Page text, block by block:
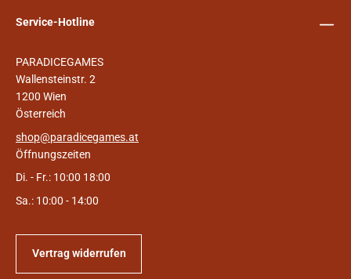
Service-Hotline
PARADICEGAMES
Wallensteinstr. 2
1200 Wien
Österreich
shop@paradicegames.at
Öffnungszeiten
Di. - Fr.: 10:00 18:00
Sa.: 10:00 - 14:00
Vertrag widerrufen